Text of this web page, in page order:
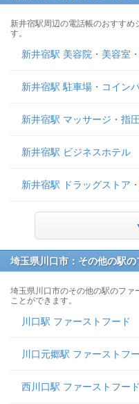
新井宿駅周辺の電話帳のおすすめ
す。
新井宿駅 美容院・美容室
新井宿駅 駐車場・コイン
新井宿駅 マッサージ・指
新井宿駅 ビジネスホテル
新井宿駅 ドラッグストア
埼玉県川口市：その他の駅
埼玉県川口市のその他の駅のファ
ことができます。
川口駅 ファーストフード
川口元郷駅 ファーストフ
西川口駅 ファーストフード